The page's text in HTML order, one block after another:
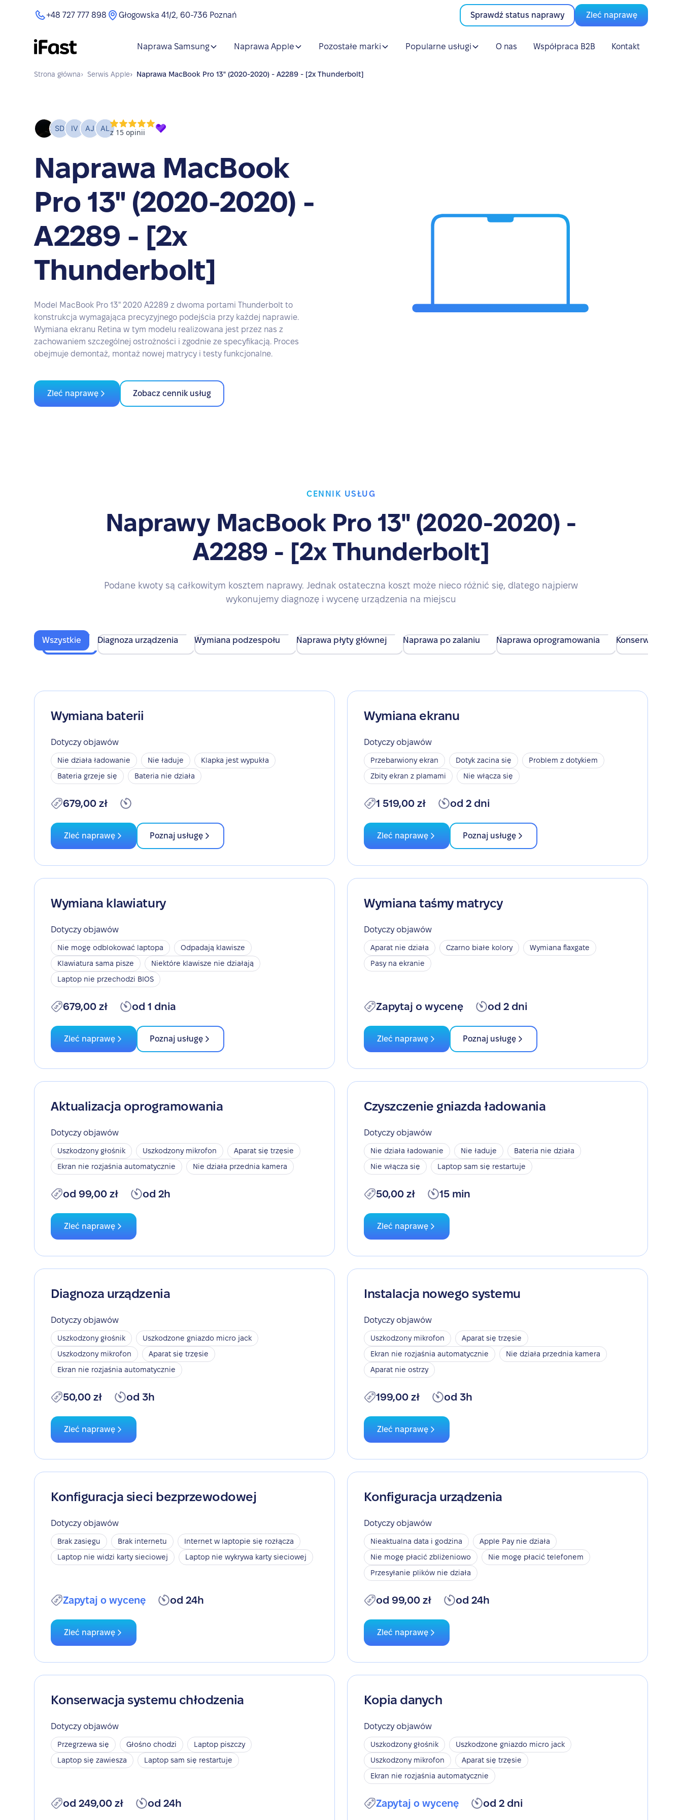
+48 727 777 898 Głogowska 41/2, 60-736 Poznań Sprawdź status naprawy Zleć naprawę
Naprawa Samsung Naprawa Apple Pozostałe marki Popularne usługi O nas Współpraca B2B Kontakt
Strona główna› Serwis Apple› Naprawa MacBook Pro 13" (2020-2020) - A2289 - [2x Thunderbolt]
Naprawa MacBook
Pro 13" (2020-2020) -
A2289 - [2x
Thunderbolt]
Model MacBook Pro 13" 2020 A2289 z dwoma portami Thunderbolt to
konstrukcja wymagająca precyzyjnego podejścia przy każdej naprawie.
Wymiana ekranu Retina w tym modelu realizowana jest przez nas z
zachowaniem szczególnej ostrożności i zgodnie ze specyfikacją. Proces
obejmuje demontaż, montaż nowej matrycy i testy funkcjonalne.
Zleć naprawę Zobacz cennik usług
CENNIK USŁUG
Naprawy MacBook Pro 13" (2020-2020) -
A2289 - [2x Thunderbolt]
Podane kwoty są całkowitym kosztem naprawy. Jednak ostateczna koszt może nieco różnić się, dlatego najpierw
wykonujemy diagnozę i wycenę urządzenia na miejscu
Wszystkie Diagnoza urządzenia Wymiana podzespołu Naprawa płyty głównej Naprawa po zalaniu Naprawa oprogramowania Konserwacja
Wymiana baterii
Dotyczy objawów
Nie działa ładowanie Nie ładuje
Klapka jest wypukła
Bateria grzeje się
Bateria nie działa
679,00 zł
Zleć naprawę Poznaj usługę
Wymiana ekranu
Dotyczy objawów
Przebarwiony ekran Dotyk zacina się
Problem z dotykiem
Zbity ekran z plamami
Nie włącza się
1 519,00 zł od 2 dni
Zleć naprawę Poznaj usługę
Wymiana klawiatury
Dotyczy objawów
Nie mogę odblokować laptopa
Odpadają klawisze
Klawiatura sama pisze
Niektóre klawisze nie działają
Laptop nie przechodzi BIOS
679,00 zł od 1 dnia
Zleć naprawę Poznaj usługę
Wymiana taśmy matrycy
Dotyczy objawów
Aparat nie działa Czarno białe kolory
Wymiana flaxgate
Pasy na ekranie
Zapytaj o wycenę od 2 dni
Zleć naprawę Poznaj usługę
Aktualizacja oprogramowania
Dotyczy objawów
Uszkodzony głośnik Uszkodzony mikrofon
Aparat się trzęsie
Ekran nie rozjaśnia automatycznie
Nie działa przednia kamera
od 99,00 zł od 2h
Zleć naprawę
Czyszczenie gniazda ładowania
Dotyczy objawów
Nie działa ładowanie Nie ładuje
Bateria nie działa
Nie włącza się
Laptop sam się restartuje
50,00 zł 15 min
Zleć naprawę
Diagnoza urządzenia
Dotyczy objawów
Uszkodzony głośnik
Uszkodzone gniazdo micro jack
Uszkodzony mikrofon
Aparat się trzęsie
Ekran nie rozjaśnia automatycznie
50,00 zł od 3h
Zleć naprawę
Instalacja nowego systemu
Dotyczy objawów
Uszkodzony mikrofon
Aparat się trzęsie
Ekran nie rozjaśnia automatycznie
Nie działa przednia kamera
Aparat nie ostrzy
199,00 zł od 3h
Zleć naprawę
Konfiguracja sieci bezprzewodowej
Dotyczy objawów
Brak zasięgu Brak internetu
Internet w laptopie się rozłącza
Laptop nie widzi karty sieciowej
Laptop nie wykrywa karty sieciowej
Zapytaj o wycenę od 24h
Zleć naprawę
Konfiguracja urządzenia
Dotyczy objawów
Nieaktualna data i godzina
Apple Pay nie działa
Nie mogę płacić zbliżeniowo
Nie mogę płacić telefonem
Przesyłanie plików nie działa
od 99,00 zł od 24h
Zleć naprawę
Konserwacja systemu chłodzenia
Dotyczy objawów
Przegrzewa się Głośno chodzi
Laptop piszczy
Laptop się zawiesza
Laptop sam się restartuje
od 249,00 zł od 24h
Kopia danych
Dotyczy objawów
Uszkodzony głośnik
Uszkodzone gniazdo micro jack
Uszkodzony mikrofon
Aparat się trzęsie
Ekran nie rozjaśnia automatycznie
Zapytaj o wycenę od 2 dni